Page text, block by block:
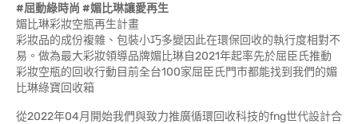
#屈動綠時尚 #媚比琳讓愛再生
媚比琳彩妝空瓶再生計畫
彩妝品的成份複雜、包裝小巧多變因此在環保回收的執行度相對不
易。做為最大彩妝領導品牌媚比琳自2021年起率先於屈臣氏推動
彩妝空瓶的回收行動目前全台100家屈臣氏門市都能找到我們的媚
比琳綠寶回收箱
從2022年04月開始我們與致力推廣循環回收科技的fng世代設計合